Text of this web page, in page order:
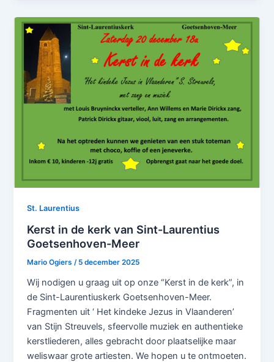
St. Laurentius
Kerst in de kerk van Sint-Laurentius
Goetsenhoven-Meer
Mario Ogiers/ 5 december 2025
Wij nodigen u graag uit op onze “Kerst in de kerk”, in
de Sint-Laurentiuskerk Goetsenhoven-Meer.
Fragmenten uit ‘ Het kindeke Jezus in Vlaanderen’
van Stijn Streuvels, sfeervolle muziek en authentieke
kerstliederen, alles gebracht door plaatselijke maar
weliswaar grote artiesten. We hopen u te ontmoeten.